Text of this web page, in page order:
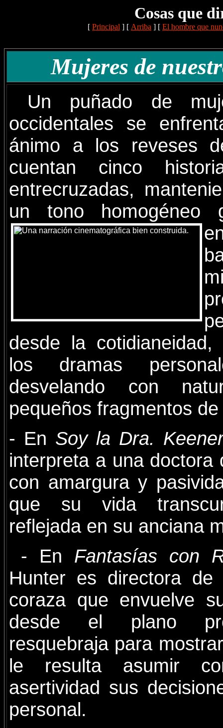
Cosas que
[ Principal ] [ Arriba ] [ El hombre que
Mujeres de
Un puñado de
occidentales se
ánimo a los reveses
cuentan cinco
entrecruzadas,
un tono homogéneo
desde la
los dramas
desvelando con
pequeños fragmentos
- En Soy la Dra.
interpreta a una doctora
con amargura y
que su vida
reflejada en su anciana
- En Fantasías con
Hunter es directora
coraza que envuelve
desde el plano
resquebraja para
le resulta asumir
asertividad sus
personal.